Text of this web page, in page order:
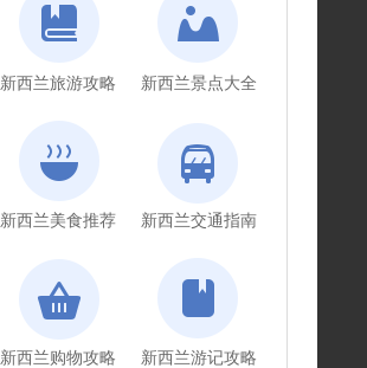
新西兰旅游攻略 新西兰景点大全
新西兰美食推荐 新西兰交通指南
新西兰购物攻略 新西兰游记攻略